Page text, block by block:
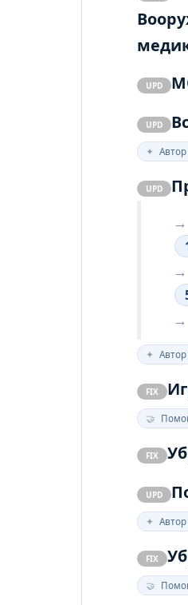
UPD
UPD
✦
UPD
✦
FIX
🤝
FIX
UPD
✦
FIX
🤝